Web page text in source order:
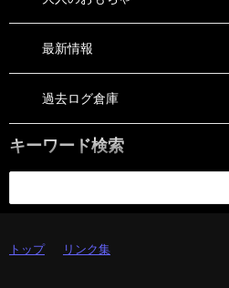
最新情報
過去ログ倉庫
キーワード検索
トップ リンク集